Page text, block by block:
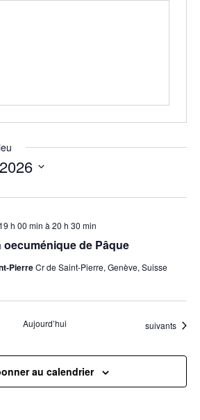
de Pâque
h 00 min à 20 h 30 min
PierreCr de Saint-Pierre, Genève, Suisse
Aujourd’hui Évènements
suivants
au calendrier